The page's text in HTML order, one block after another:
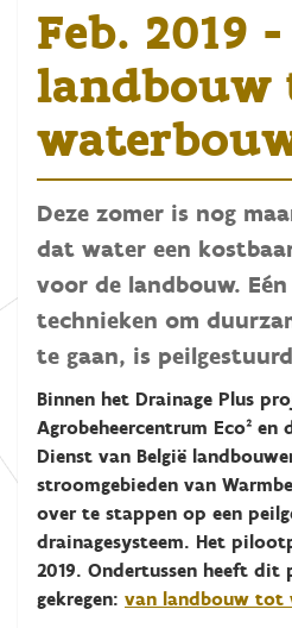
Feb. 2019
landbouw
Deze zomer is nog
dat water een
voor de landbouw.
technieken om
te gaan, is
Binnen het Drainage Plus
Agrobeheercentrum Eco² en
Dienst van België
stroomgebieden van
over te stappen op een
drainagesysteem. Het
2019. Ondertussen heeft dit
gekregen: van landbouw tot